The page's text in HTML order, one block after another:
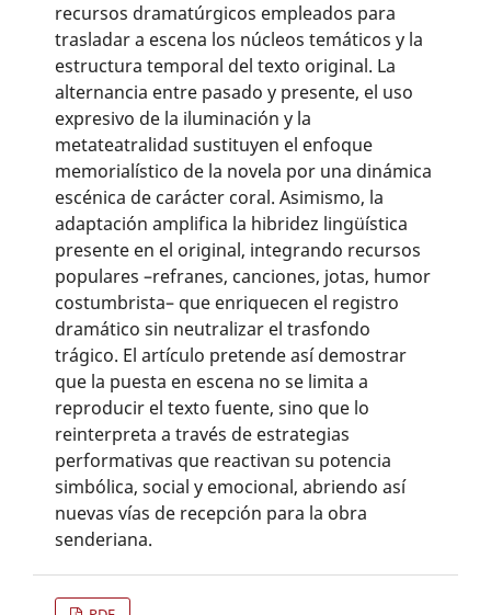
recursos dramatúrgicos empleados para
trasladar a escena los núcleos temáticos y la
estructura temporal del texto original. La
alternancia entre pasado y presente, el uso
expresivo de la iluminación y la
metateatralidad sustituyen el enfoque
memorialístico de la novela por una dinámica
escénica de carácter coral. Asimismo, la
adaptación amplifica la hibridez lingüística
presente en el original, integrando recursos
populares –refranes, canciones, jotas, humor
costumbrista– que enriquecen el registro
dramático sin neutralizar el trasfondo
trágico. El artículo pretende así demostrar
que la puesta en escena no se limita a
reproducir el texto fuente, sino que lo
reinterpreta a través de estrategias
performativas que reactivan su potencia
simbólica, social y emocional, abriendo así
nuevas vías de recepción para la obra
senderiana.